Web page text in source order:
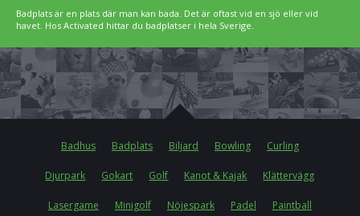
Badplats är en plats där man kan bada. Det är oftast vid en sjö eller vid
havet. Hos Activated hittar du badplatser i hela Sverige.
Badhus Badplats Biljard Bowling Curling
Djurpark Gokart Golf Kanot & Kajak Klättervägg
Lasergame Minigolf Nöjespark Padel Paintball